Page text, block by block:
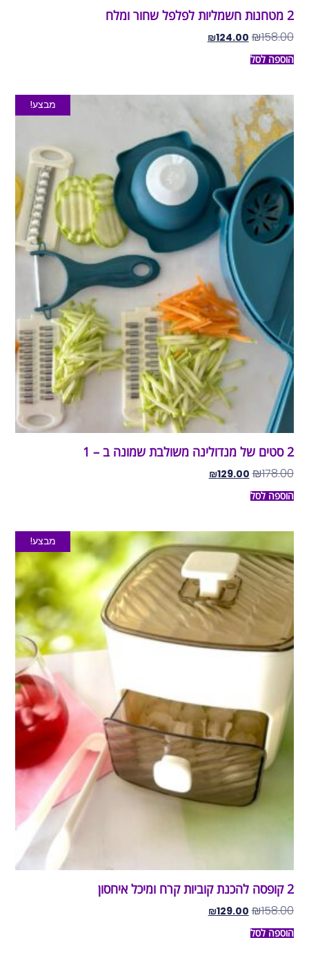
2 מטחנות חשמליות לפלפל שחור ומלח
₪158.00
₪124.00
הוספה לסל
מבצע!
2 סטים של מנדולינה משולבת שמונה ב – 1
₪178.00
₪129.00
הוספה לסל
מבצע!
2 קופסה להכנת קוביות קרח ומיכל איחסון
₪158.00
₪129.00
הוספה לסל